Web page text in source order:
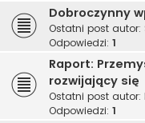
Dobroczynny
Ostatni post autor:
Odpowiedzi: 1
Raport:
rozwijający się
Ostatni post autor:
Odpowiedzi: 1